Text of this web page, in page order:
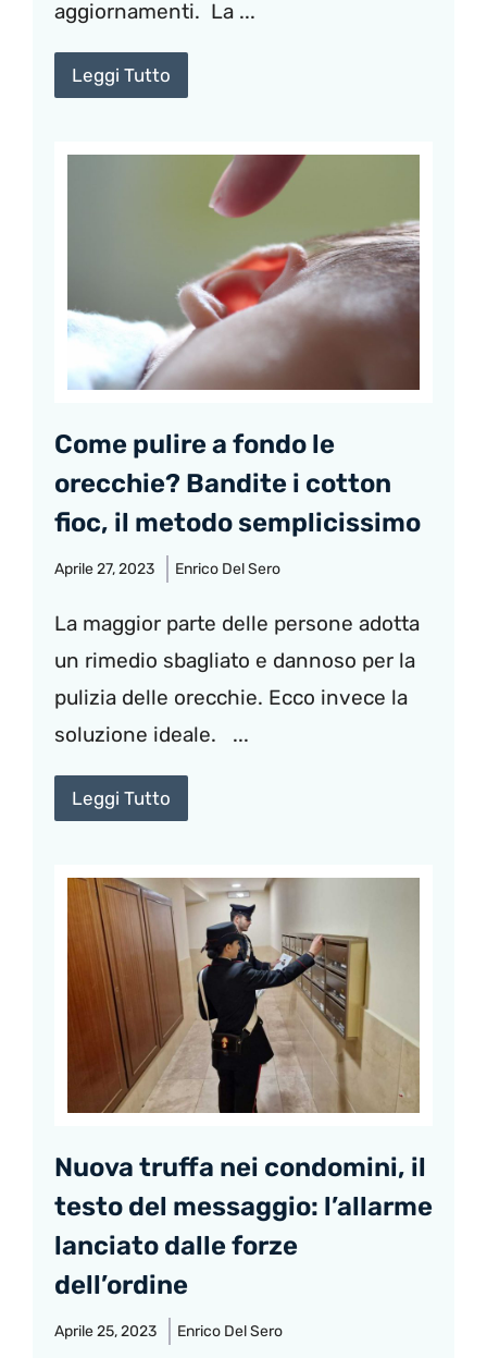
aggiornamenti. La ...
Leggi Tutto
Come pulire a fondo le
orecchie? Bandite i cotton
fioc, il metodo semplicissimo
Aprile 27, 2023 Enrico Del Sero
La maggior parte delle persone adotta
un rimedio sbagliato e dannoso per la
pulizia delle orecchie. Ecco invece la
soluzione ideale. ...
Leggi Tutto
Nuova truffa nei condomini, il
testo del messaggio: l’allarme
lanciato dalle forze
dell’ordine
Aprile 25, 2023 Enrico Del Sero